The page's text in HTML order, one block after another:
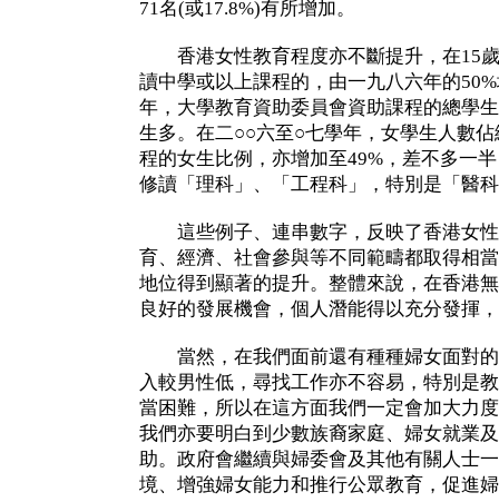
71名(或17.8%)有所增加。
香港女性教育程度亦不斷提升，在15歲
讀中學或以上課程的，由一九八六年的
年，大學教育資助委員會資助課程的總學
生多。在二○○六至○七學年，女學生人數
程的女生比例，亦增加至49%，差不多一
修讀「理科」、「工程科」，特別是「醫
這些例子、連串數字，反映了香港女性
育、經濟、社會參與等不同範疇都取得相
地位得到顯著的提升。整體來說，在香港
良好的發展機會，個人潛能得以充分發揮
當然，在我們面前還有種種婦女面對的
入較男性低，尋找工作亦不容易，特別是
當困難，所以在這方面我們一定會加大力
我們亦要明白到少數族裔家庭、婦女就業
助。政府會繼續與婦委會及其他有關人士
境、增強婦女能力和推行公眾教育，促進